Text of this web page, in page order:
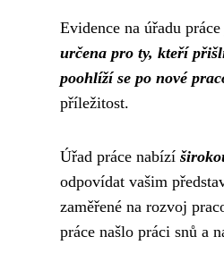
Evidence na úřadu
určena pro ty, kteří
poohlíží se po nové
příležitost.
Úřad práce nabízí
odpovídat vašim
zaměřené na rozvoj
práce našlo práci snů a